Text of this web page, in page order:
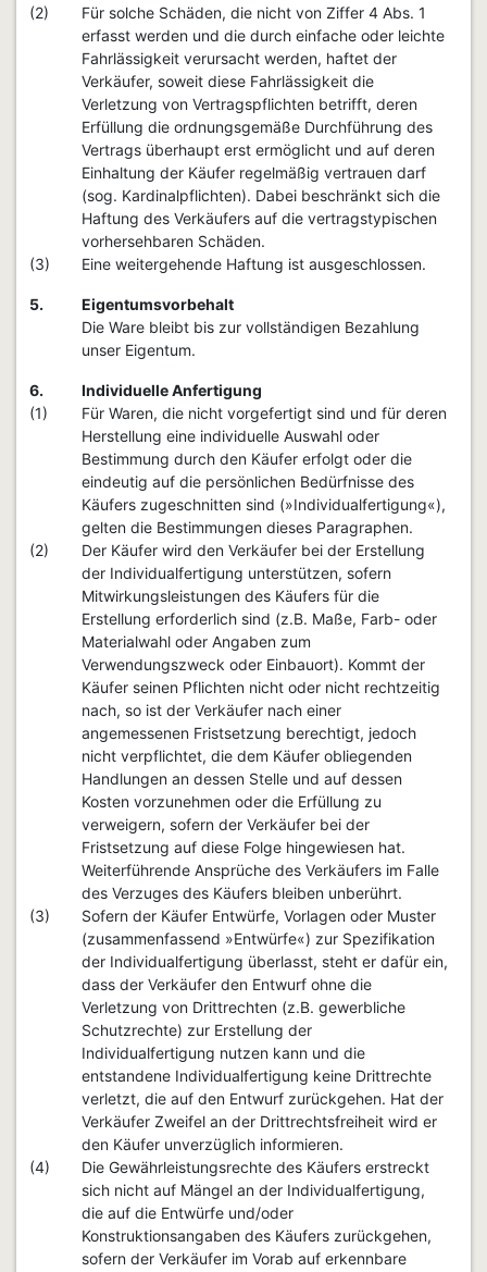
(2)
Für solche Schäden, die nicht von Ziffer 4 Abs. 1
erfasst werden und die durch einfache oder leichte
Fahrlässigkeit verursacht werden, haftet der
Verkäufer, soweit diese Fahrlässigkeit die
Verletzung von Vertragspflichten betrifft, deren
Erfüllung die ordnungsgemäße Durchführung des
Vertrags überhaupt erst ermöglicht und auf deren
Einhaltung der Käufer regelmäßig vertrauen darf
(sog. Kardinalpflichten). Dabei beschränkt sich die
Haftung des Verkäufers auf die vertragstypischen
vorhersehbaren Schäden.
(3)
Eine weitergehende Haftung ist ausgeschlossen.
5.
Eigentumsvorbehalt
Die Ware bleibt bis zur vollständigen Bezahlung
unser Eigentum.
6.
Individuelle Anfertigung
(1)
Für Waren, die nicht vorgefertigt sind und für deren
Herstellung eine individuelle Auswahl oder
Bestimmung durch den Käufer erfolgt oder die
eindeutig auf die persönlichen Bedürfnisse des
Käufers zugeschnitten sind (»Individualfertigung«),
gelten die Bestimmungen dieses Paragraphen.
(2)
Der Käufer wird den Verkäufer bei der Erstellung
der Individualfertigung unterstützen, sofern
Mitwirkungsleistungen des Käufers für die
Erstellung erforderlich sind (z.B. Maße, Farb- oder
Materialwahl oder Angaben zum
Verwendungszweck oder Einbauort). Kommt der
Käufer seinen Pflichten nicht oder nicht rechtzeitig
nach, so ist der Verkäufer nach einer
angemessenen Fristsetzung berechtigt, jedoch
nicht verpflichtet, die dem Käufer obliegenden
Handlungen an dessen Stelle und auf dessen
Kosten vorzunehmen oder die Erfüllung zu
verweigern, sofern der Verkäufer bei der
Fristsetzung auf diese Folge hingewiesen hat.
Weiterführende Ansprüche des Verkäufers im Falle
des Verzuges des Käufers bleiben unberührt.
(3)
Sofern der Käufer Entwürfe, Vorlagen oder Muster
(zusammenfassend »Entwürfe«) zur Spezifikation
der Individualfertigung überlasst, steht er dafür ein,
dass der Verkäufer den Entwurf ohne die
Verletzung von Drittrechten (z.B. gewerbliche
Schutzrechte) zur Erstellung der
Individualfertigung nutzen kann und die
entstandene Individualfertigung keine Drittrechte
verletzt, die auf den Entwurf zurückgehen. Hat der
Verkäufer Zweifel an der Drittrechtsfreiheit wird er
den Käufer unverzüglich informieren.
(4)
Die Gewährleistungsrechte des Käufers erstreckt
sich nicht auf Mängel an der Individualfertigung,
die auf die Entwürfe und/oder
Konstruktionsangaben des Käufers zurückgehen,
sofern der Verkäufer im Vorab auf erkennbare